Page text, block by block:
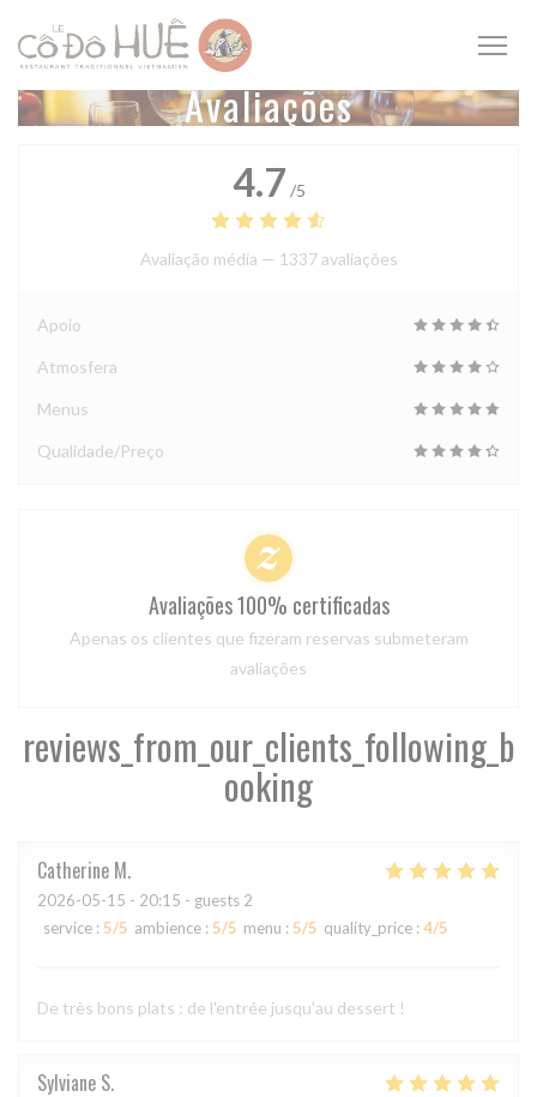
Painel de Gerenciamento de Cookies
Avaliações
reviews_from_our_clients_following_b
ooking
Catherine M
2026-05-15 - 20:15 - guests 2
service : 5/5 ambience : 5/5 menu : 5/5 quality_price : 4/5
De très bons plats : de l'entrée jusqu'au dessert !
Sylviane S
4.7 /5
Avaliação média — 1337 avaliações
Apoio
Atmosfera
Menus
Qualidade/Preço
Avaliações 100% certificadas
Apenas os clientes que fizeram reservas submeteram
avaliações